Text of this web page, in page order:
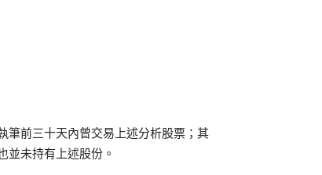
筆前三十天內曾交易上述分析股票；其
並未持有上述股份。